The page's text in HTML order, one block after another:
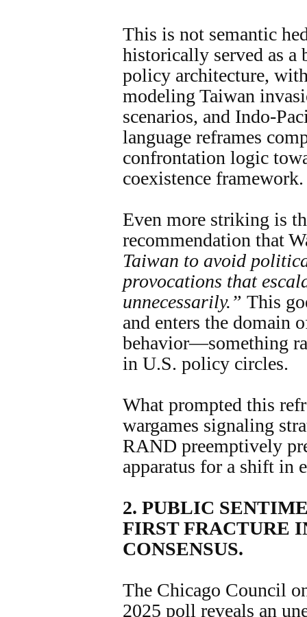
This is not semantic
historically served as a
policy architecture,
modeling Taiwan
scenarios, and Indo-
language reframes
confrontation logic
coexistence framework.
Even more striking is
recommendation that
Taiwan to avoid
provocations that
unnecessarily.” This
and enters the domain
behavior—something
in U.S. policy circles.
What prompted this
wargames signaling
RAND preemptively
apparatus for a shift in
2. PUBLIC
FIRST FRACTURE
CONSENSUS.
The Chicago Council
2025 poll reveals an